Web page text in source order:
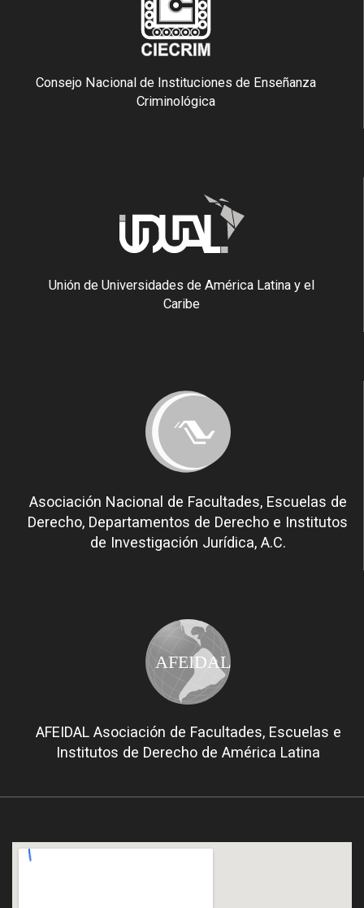
Consejo Nacional de Instituciones de Enseñanza
Criminológica
Unión de Universidades de América Latina y el
Caribe
Asociación Nacional de Facultades, Escuelas de
Derecho, Departamentos de Derecho e Institutos
de Investigación Jurídica, A.C.
AFEIDAL
AFEIDAL Asociación de Facultades, Escuelas e
Institutos de Derecho de América Latina